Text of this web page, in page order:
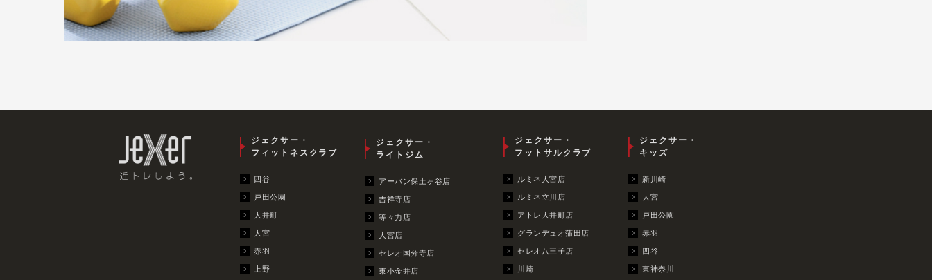
ジェクサー・
フィットネスクラブ
四谷
戸田公園
大井町
大宮
赤羽
上野
ジェクサー・
ライトジム
アーバン保土ヶ谷店
吉祥寺店
等々力店
大宮店
セレオ国分寺店
東小金井店
ジェクサー・
フットサルクラブ
ルミネ大宮店
ルミネ立川店
アトレ大井町店
グランデュオ蒲田店
セレオ八王子店
川崎
ジェクサー・
キッズ
新川崎
大宮
戸田公園
赤羽
四谷
東神奈川